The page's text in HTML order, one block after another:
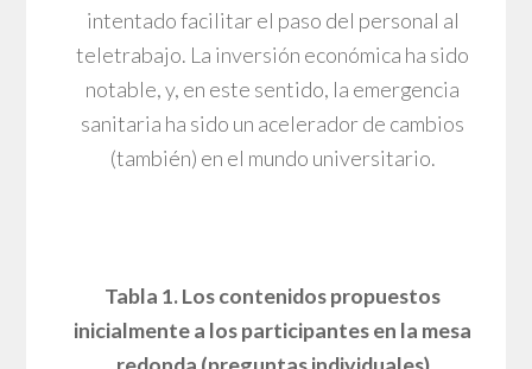
intentado facilitar el paso del personal al
teletrabajo. La inversión económica ha sido
notable, y, en este sentido, la emergencia
sanitaria ha sido un acelerador de cambios
(también) en el mundo universitario.
Tabla 1. Los contenidos propuestos
inicialmente a los participantes en la mesa